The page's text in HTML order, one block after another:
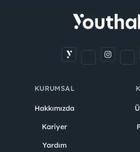
KURUMSAL
Hakkımızda
Kariyer
Yardım